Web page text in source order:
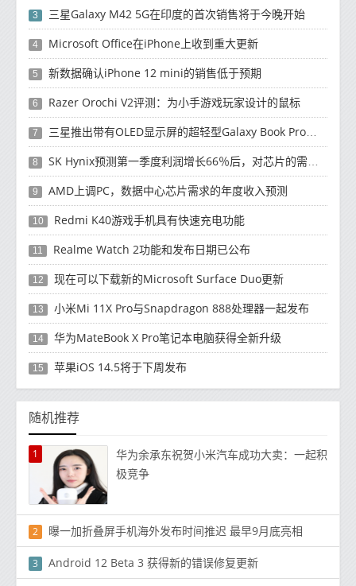
3 三星Galaxy M42 5G在印度的首次销售将于今晚开始
4 Microsoft Office在iPhone上收到重大更新
5 新数据确认iPhone 12 mini的销售低于预期
6 Razer Orochi V2评测：为小手游戏玩家设计的鼠标
7 三星推出带有OLED显示屏的超轻型Galaxy Book Pro和Galaxy Book Pro 360笔记本电脑
8 SK Hynix预测第一季度利润增长66％后，对芯片的需求将增强
9 AMD上调PC，数据中心芯片需求的年度收入预测
10 Redmi K40游戏手机具有快速充电功能
11 Realme Watch 2功能和发布日期已公布
12 现在可以下载新的Microsoft Surface Duo更新
13 小米Mi 11X Pro与Snapdragon 888处理器一起发布
14 华为MateBook X Pro笔记本电脑获得全新升级
15 苹果iOS 14.5将于下周发布
随机推荐
1
华为余承东祝贺小米汽车成功大卖：一起积
极竞争
2 曝一加折叠屏手机海外发布时间推迟 最早9月底亮相
3 Android 12 Beta 3 获得新的错误修复更新